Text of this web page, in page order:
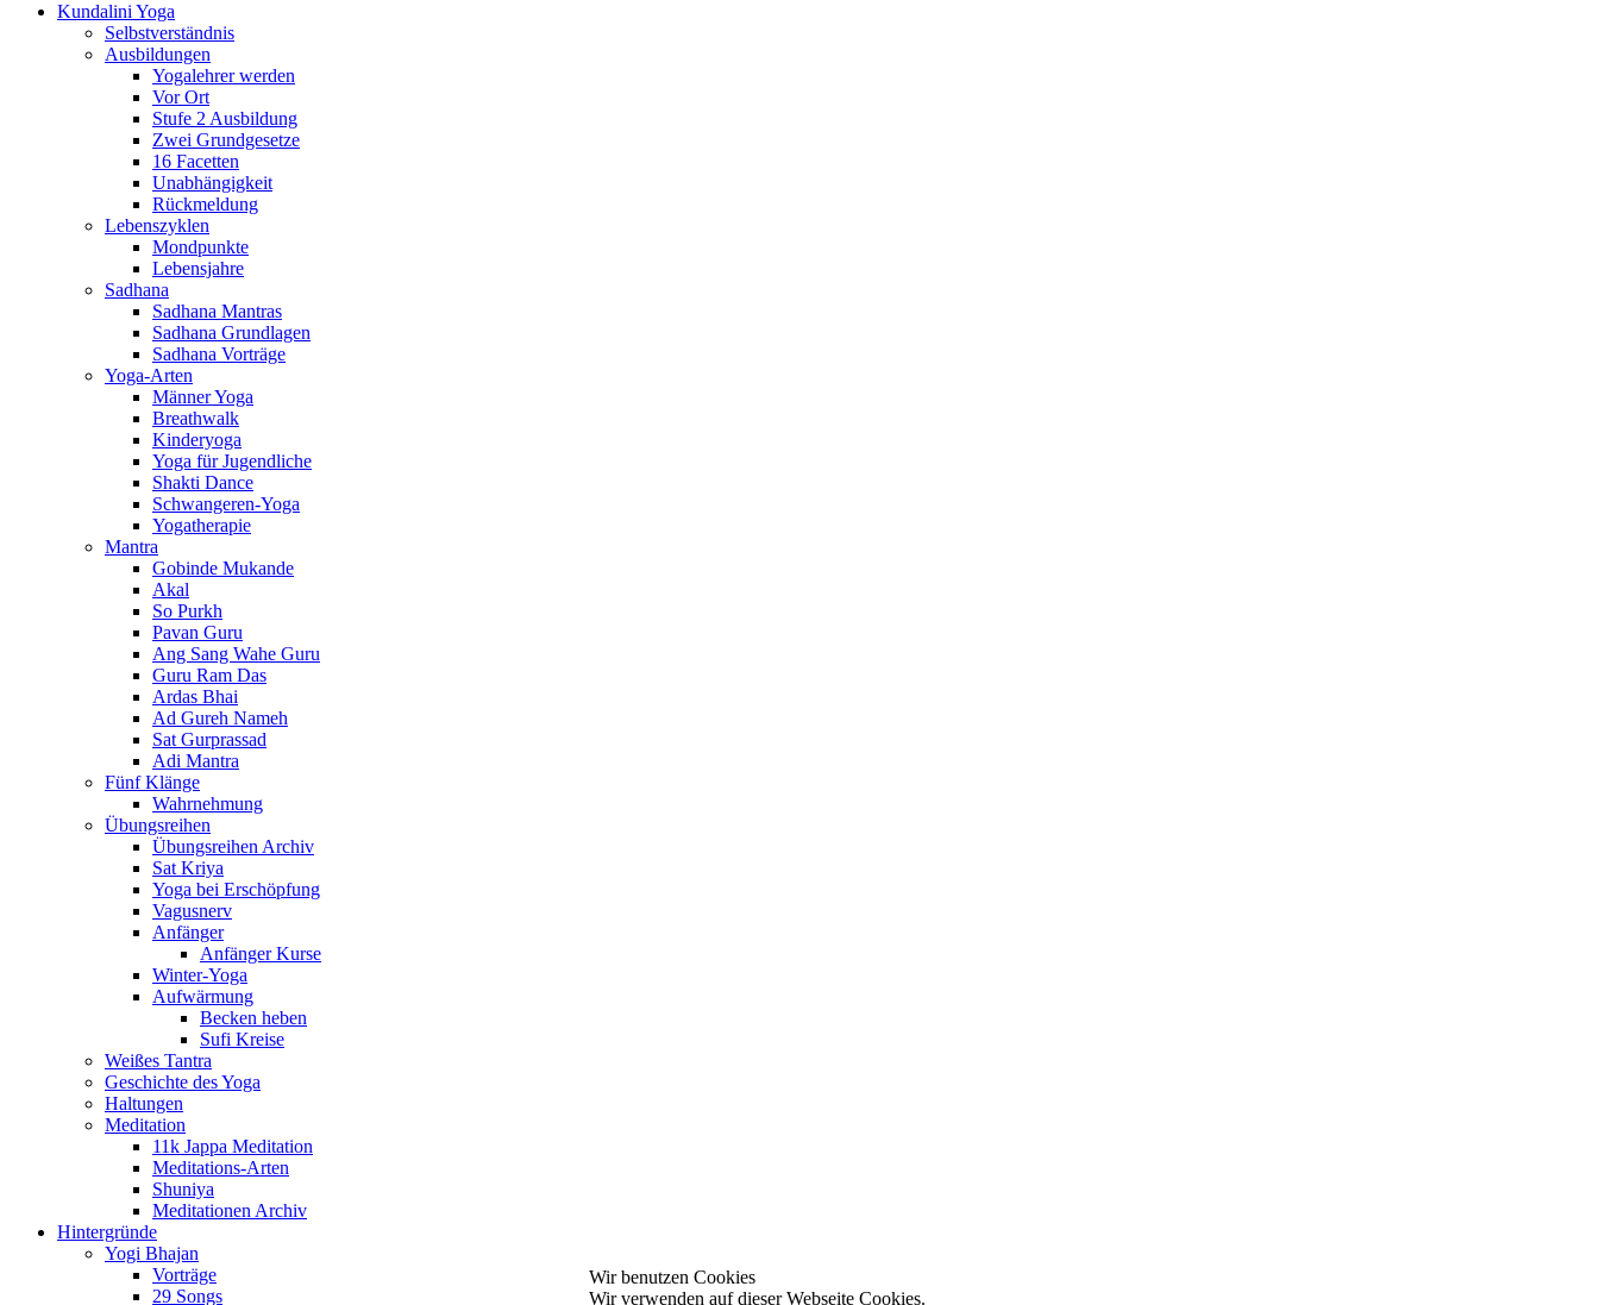
Kundalini Yoga
Selbstverständnis
Ausbildungen
Yogalehrer werden
Vor Ort
Stufe 2 Ausbildung
Zwei Grundgesetze
16 Facetten
Unabhängigkeit
Rückmeldung
Lebenszyklen
Mondpunkte
Lebensjahre
Sadhana
Sadhana Mantras
Sadhana Grundlagen
Sadhana Vorträge
Yoga-Arten
Männer Yoga
Breathwalk
Kinderyoga
Yoga für Jugendliche
Shakti Dance
Schwangeren-Yoga
Yogatherapie
Mantra
Gobinde Mukande
Akal
So Purkh
Pavan Guru
Ang Sang Wahe Guru
Guru Ram Das
Ardas Bhai
Ad Gureh Nameh
Sat Gurprassad
Adi Mantra
Fünf Klänge
Wahrnehmung
Übungsreihen
Übungsreihen Archiv
Sat Kriya
Yoga bei Erschöpfung
Vagusnerv
Anfänger
Anfänger Kurse
Winter-Yoga
Aufwärmung
Becken heben
Sufi Kreise
Weißes Tantra
Geschichte des Yoga
Haltungen
Meditation
11k Jappa Meditation
Meditations-Arten
Shuniya
Meditationen Archiv
Hintergründe
Yogi Bhajan
Vorträge
29 Songs
Wir benutzen Cookies
Wir verwenden auf dieser Webseite Cookies.